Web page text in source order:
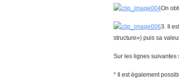
On
3. Il
structure») puis sa
Sur les lignes suivantes
* Il est également